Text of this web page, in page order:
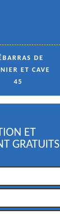
DE
ET CAVE
45
ET
GRATUITS